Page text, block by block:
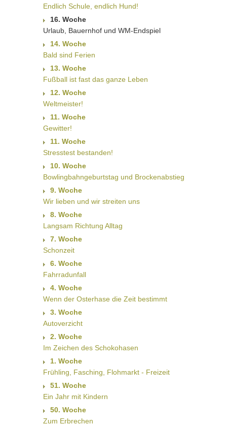
Endlich Schule, endlich Hund!
16. Woche
Urlaub, Bauernhof und WM-Endspiel
14. Woche
Bald sind Ferien
13. Woche
Fußball ist fast das ganze Leben
12. Woche
Weltmeister!
11. Woche
Gewitter!
11. Woche
Stresstest bestanden!
10. Woche
Bowlingbahngeburtstag und Brockenabstieg
9. Woche
Wir lieben und wir streiten uns
8. Woche
Langsam Richtung Alltag
7. Woche
Schonzeit
6. Woche
Fahrradunfall
4. Woche
Wenn der Osterhase die Zeit bestimmt
3. Woche
Autoverzicht
2. Woche
Im Zeichen des Schokohasen
1. Woche
Frühling, Fasching, Flohmarkt - Freizeit
51. Woche
Ein Jahr mit Kindern
50. Woche
Zum Erbrechen